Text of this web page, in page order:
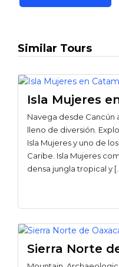
Similar Tours
Isla Mujeres
Navega desde Cancún
lleno de diversión.
Isla Mujeres y uno de
Caribe. Isla Mujeres
densa jungla tropical y
Sierra Norte